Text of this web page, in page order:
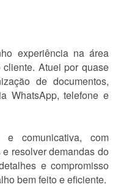
experiência na área
Atuei por quase
de documentos,
WhatsApp, telefone e
e comunicativa, com
resolver demandas do
e compromisso
bem feito e eficiente.